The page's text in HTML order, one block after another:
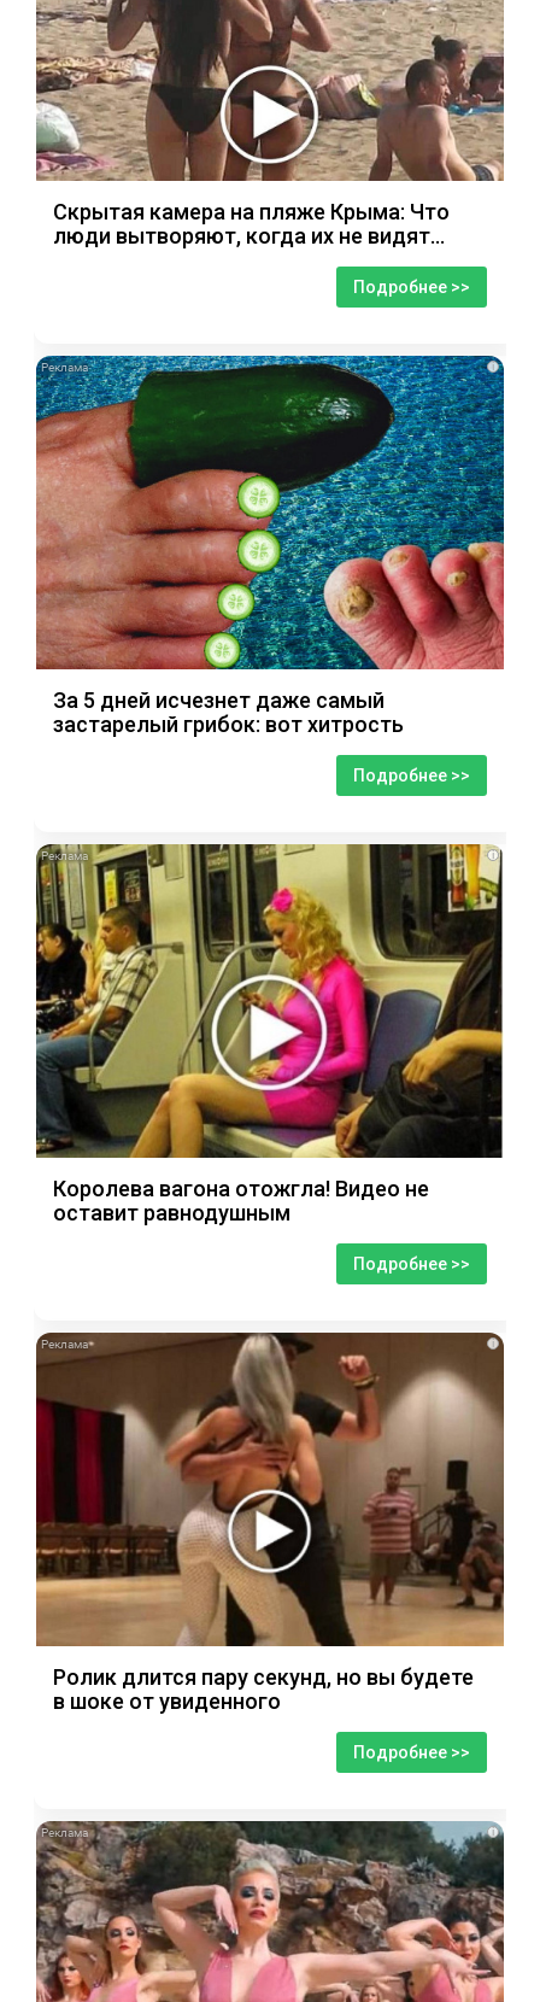
Скрытая камера на пляже Крыма: Что
люди вытворяют, когда их не видят...
Подробнее >>
i
За 5 дней исчезнет даже самый
застарелый грибок: вот хитрость
Подробнее >>
i
Королева вагона отожгла! Видео не
оставит равнодушным
Подробнее >>
i
Ролик длится пару секунд, но вы будете
в шоке от увиденного
Подробнее >>
i